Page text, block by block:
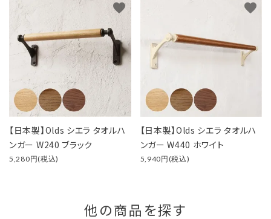
【日本製】Olds シエラ タオルハ
ンガー W240 ブラック
5,280円(税込)
favorite
【日本製】Olds シエラ タオルハ
ンガー W440 ホワイト
5,940円(税込)
favorite
他の商品を探す